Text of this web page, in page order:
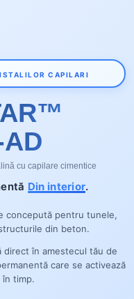
CAPILARI
cu capilare cimentice
Din interior.
concepută pentru tunele,
din beton.
direct în amestecul tău de
care se activează
în timp.